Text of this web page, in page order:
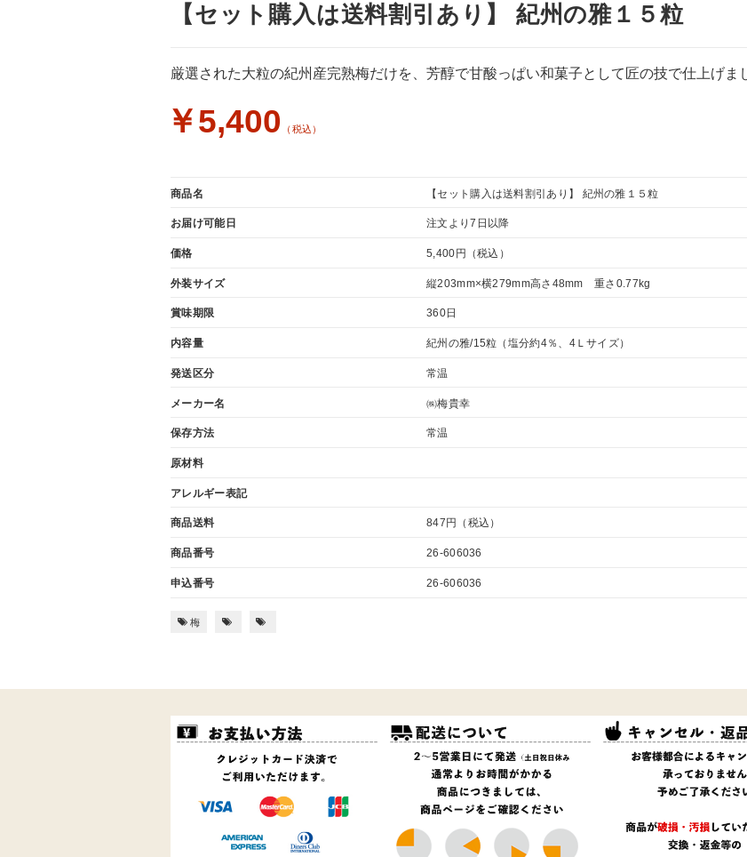
【セット購入は送料割引あり】 紀州の雅１５粒
厳選された大粒の紀州産完熟梅だけを、芳醇で甘酸っぱい和菓子として匠の技で仕上げま
￥5,400 （税込）
商品名 【セット購入は送料割引あり】 紀州の雅１５粒
お届け可能日 注文より7日以降
価格 5,400円 （税込）
外装サイズ 縦203mm×横279mm高さ48mm 重さ0.77kg
賞味期限 360日
内容量 紀州の雅/15粒（塩分約4％、4Ｌサイズ）
発送区分 常温
メーカー名 ㈱梅貴幸
保存方法 常温
原材料
アレルギー表記
商品送料 847円（税込）
商品番号 26-606036
申込番号 26-606036
梅